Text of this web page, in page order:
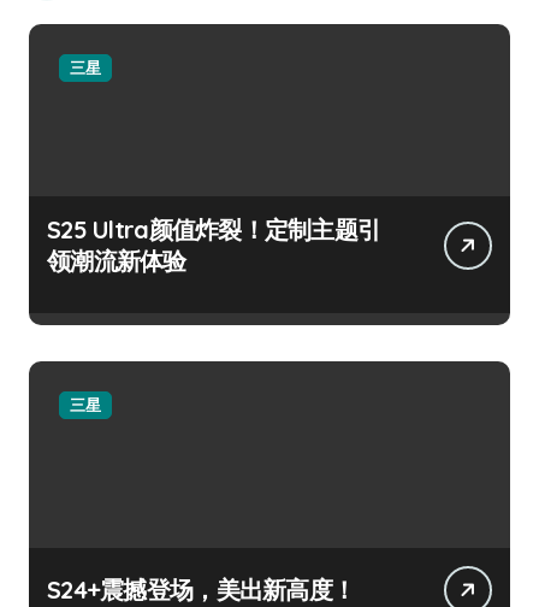
三星
S25 Ultra颜值炸裂！定制主题引
领潮流新体验
三星
S24+震撼登场，美出新高度！